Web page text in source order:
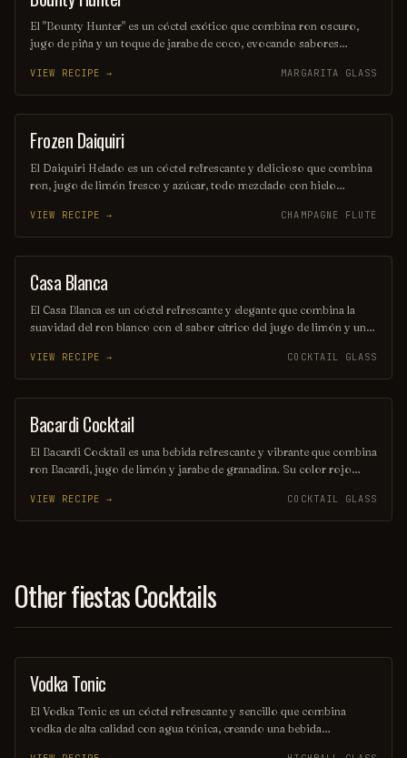
El "Bounty Hunter" es un cóctel exótico que combina ron oscuro,
jugo de piña y un toque de jarabe de coco, evocando sabores
rodaja de piña y una cereza, este trago es perfecto para aquellos que
buscan una aventura refrescante en cada sorbo. Ideal para disfrutar
en una tarde soleada o en una fiesta temática.
VIEW RECIPE → MARGARITA GLASS
ORDINARY DRINK
Frozen Daiquiri
El Daiquiri Helado es un cóctel refrescante y delicioso que combina
ron, jugo de limón fresco y azúcar, todo mezclado con hielo
disfrutar en un día caluroso, este trago tropical ofrece un equilibrio
perfecto entre acidez y dulzura. Su presentación vibrante y su sabor
irresistible lo convierten en una opción ideal para cualquier ocasión
festiva.
VIEW RECIPE → CHAMPAGNE FLUTE
ORDINARY DRINK
Casa Blanca
El Casa Blanca es un cóctel refrescante y elegante que combina la
suavidad del ron blanco con el sabor cítrico del jugo de limón y un
es perfecto para disfrutar en una tarde soleada. Su equilibrio de
sabores lo convierte en una opción ideal para los amantes de las
bebidas sofisticadas.
VIEW RECIPE → COCKTAIL GLASS
ORDINARY DRINK
Bacardi Cocktail
El Bacardi Cocktail es una bebida refrescante y vibrante que combina
ron Bacardi, jugo de limón y jarabe de granadina. Su color rojo
para disfrutar en cualquier ocasión. Este cóctel clásico evoca el
espíritu caribeño y es ideal para los amantes de los sabores
VIEW RECIPE → COCKTAIL GLASS
Other fiestas Cocktails
COCKTAIL
Vodka Tonic
El Vodka Tonic es un cóctel refrescante y sencillo que combina
vodka de alta calidad con agua tónica, creando una bebida